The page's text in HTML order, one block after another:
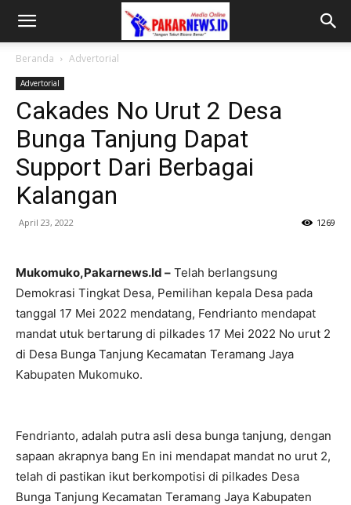
Beranda Advertorial
Advertorial
Cakades No Urut 2 Desa
Bunga Tanjung Dapat
Support Dari Berbagai
Kalangan
April 23, 2022 1269
Mukomuko,Pakarnews.Id – Telah berlangsung
Demokrasi Tingkat Desa, Pemilihan kepala Desa pada
tanggal 17 Mei 2022 mendatang, Fendrianto mendapat
mandat utuk bertarung di pilkades 17 Mei 2022 No urut 2
di Desa Bunga Tanjung Kecamatan Teramang Jaya
Kabupaten Mukomuko.
Fendrianto, adalah putra asli desa bunga tanjung, dengan
sapaan akrapnya bang En ini mendapat mandat no urut 2,
telah di pastikan ikut berkompotisi di pilkades Desa
Bunga Tanjung Kecamatan Teramang Jaya Kabupaten